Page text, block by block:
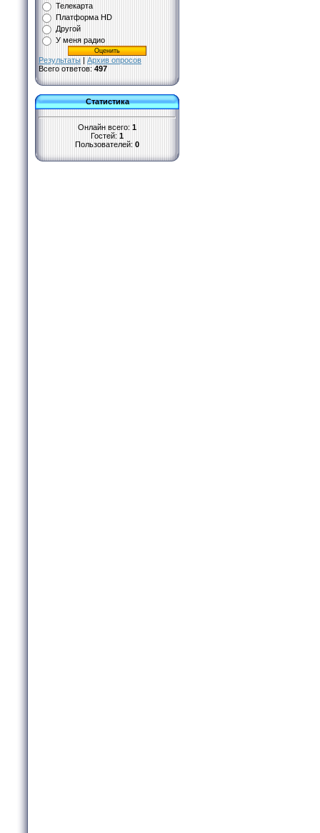
Телекарта
Платформа HD
Другой
У меня радио
Результаты | Архив опросов
Всего ответов: 497
Статистика
Онлайн всего: 1
Гостей: 1
Пользователей: 0